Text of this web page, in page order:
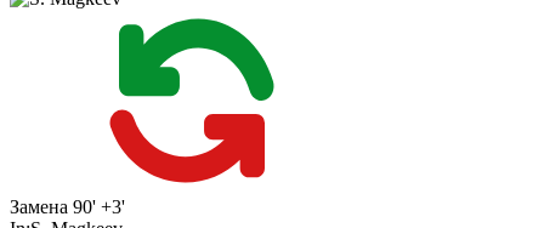
Замена 90' +3'